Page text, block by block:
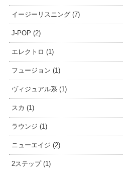
イージーリスニング (7)
J-POP (2)
エレクトロ (1)
フュージョン (1)
ヴィジュアル系 (1)
スカ (1)
ラウンジ (1)
ニューエイジ (2)
2ステップ (1)